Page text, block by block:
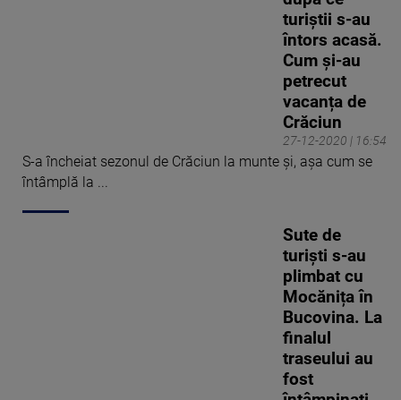
27-12-2020 | 16:54
turiștii s-au
întors acasă.
Cum și-au
petrecut
vacanța de
Crăciun
S-a încheiat sezonul de Crăciun la munte și, așa cum se
întâmplă la ...
Sute de
turiști s-au
plimbat cu
Mocănița în
Bucovina. La
finalul
traseului au
fost